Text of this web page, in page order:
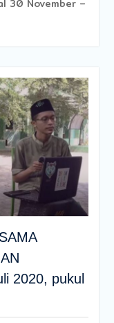
30 November –
2020, pukul